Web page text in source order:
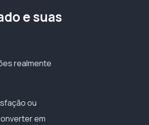
e suas
realmente
ou
em